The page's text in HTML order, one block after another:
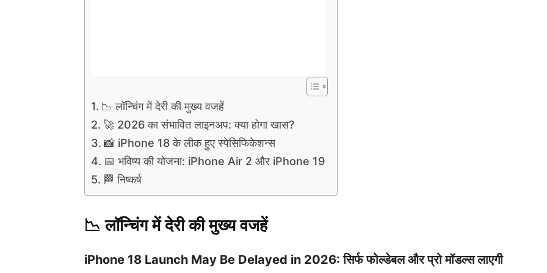
📉 लॉन्चिंग में देरी की मुख्य वजहें
🚀 2026 का संभावित लाइनअप: क्या होगा खास?
📸 iPhone 18 के लीक हुए स्पेसिफिकेशन्स
📅 भविष्य की योजना: iPhone Air 2 और iPhone 19
🏁 निष्कर्ष
📉 लॉन्चिंग में देरी की मुख्य वजहें
iPhone 18 Launch May Be Delayed in 2026: सिर्फ फोल्डेबल और प्रो मॉडल्स लाएगी